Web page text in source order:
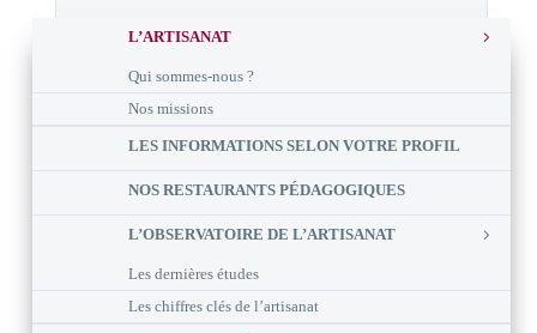
L’ARTISANAT
Qui sommes-nous ?
Nos missions
LES INFORMATIONS SELON VOTRE PROFIL
NOS RESTAURANTS PÉDAGOGIQUES
L’OBSERVATOIRE DE L’ARTISANAT
Les dernières études
Les chiffres clés de l’artisanat